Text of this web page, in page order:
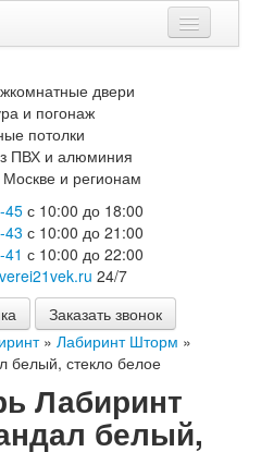
для улицы
двери
двери
и погонаж
потолки
ПВХ и алюминия
Москве и регионам
45с 10:00 до 18:00
43 с 10:00 до 21:00
с 10:00 до 22:00
24/7
Заказать звонок
» Лабиринт Шторм »
белый, стекло белое
Лабиринт
белый,